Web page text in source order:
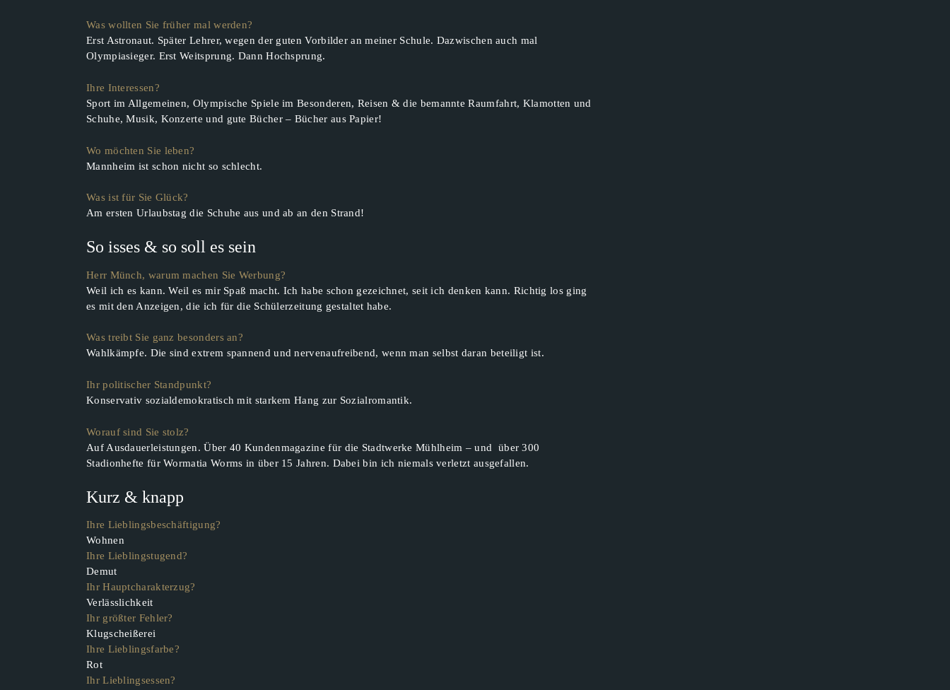
Was wollten Sie früher mal werden?
Erst Astronaut. Später Lehrer, wegen der guten Vorbilder an meiner Schule. Dazwischen auch mal
Olympiasieger. Erst Weitsprung. Dann Hochsprung.
Ihre Interessen?
Sport im Allgemeinen, Olympische Spiele im Besonderen, Reisen & die bemannte Raumfahrt, Klamotten und
Schuhe, Musik, Konzerte und gute Bücher – Bücher aus Papier!
Wo möchten Sie leben?
Mannheim ist schon nicht so schlecht.
Was ist für Sie Glück?
Am ersten Urlaubstag die Schuhe aus und ab an den Strand!
So isses & so soll es sein
Herr Münch, warum machen Sie Werbung?
Weil ich es kann. Weil es mir Spaß macht. Ich habe schon gezeichnet, seit ich denken kann. Richtig los ging
es mit den Anzeigen, die ich für die Schülerzeitung gestaltet habe.
Was treibt Sie ganz besonders an?
Wahlkämpfe. Die sind extrem spannend und nervenaufreibend, wenn man selbst daran beteiligt ist.
Ihr politischer Standpunkt?
Konservativ sozialdemokratisch mit starkem Hang zur Sozialromantik.
Worauf sind Sie stolz?
Auf Ausdauerleistungen. Über 40 Kundenmagazine für die Stadtwerke Mühlheim – und über 300
Stadionhefte für Wormatia Worms in über 15 Jahren. Dabei bin ich niemals verletzt ausgefallen.
Kurz & knapp
Ihre Lieblingsbeschäftigung?
Wohnen
Ihre Lieblingstugend?
Demut
Ihr Hauptcharakterzug?
Verlässlichkeit
Ihr größter Fehler?
Klugscheißerei
Ihre Lieblingsfarbe?
Rot
Ihr Lieblingsessen?